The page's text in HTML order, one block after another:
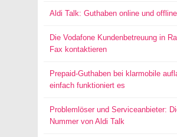
Aldi Talk: Guthaben online und
Die Vodafone Kundenbetreuung in
Fax kontaktieren
Prepaid-Guthaben bei klarmobile
einfach funktioniert es
Problemlöser und Serviceanbieter:
Nummer von Aldi Talk